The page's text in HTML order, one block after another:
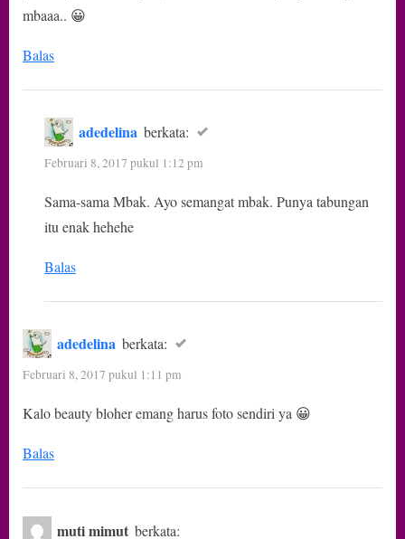
mbaaa.. 😀
Balas
adedelina berkata:
Februari 8, 2017 pukul 1:12 pm
Sama-sama Mbak. Ayo semangat mbak. Punya tabungan
itu enak hehehe
Balas
adedelina berkata:
Februari 8, 2017 pukul 1:11 pm
Kalo beauty bloher emang harus foto sendiri ya 😀
Balas
muti mimut berkata: